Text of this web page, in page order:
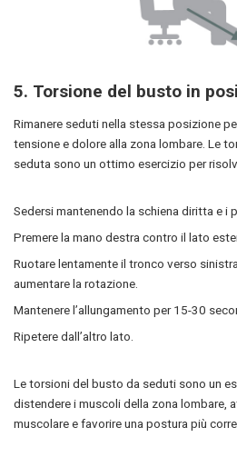
5. Torsione del busto in
Rimanere seduti nella stessa posizione
tensione e dolore alla zona lombare. Le
seduta sono un ottimo esercizio per
Sedersi mantenendo la schiena diritta e i
Premere la mano destra contro il lato
Ruotare lentamente il tronco verso
aumentare la rotazione.
Mantenere l’allungamento per 15-30
Ripetere dall’altro lato.
Le torsioni del busto da seduti sono un
distendere i muscoli della zona lombare,
muscolare e favorire una postura più